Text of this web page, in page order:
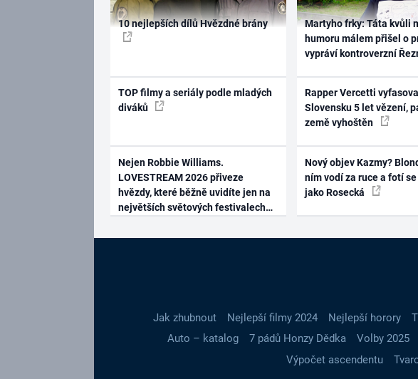
10 nejlepších dílů Hvězdné brány
TOP filmy a seriály podle mladých
diváků
Nejen Robbie Williams.
LOVESTREAM 2026 přiveze
hvězdy, které běžně uvidíte jen na
největších světových festivalech
Martyho frky: Táta kvůli
humoru málem přišel o
vypráví kontroverzní
Rapper Vercetti
Slovensku 5 let vězení,
země vyhoštěn
Nový objev Kazmy?
ním vodí za ruce a fotí
jako Rosecká
Jak zhubnout Nejlepší filmy 2024 Nejlepší horory
Auto – katalog
7 pádů Honzy Dědka Volby 2025
Výpočet ascendentu